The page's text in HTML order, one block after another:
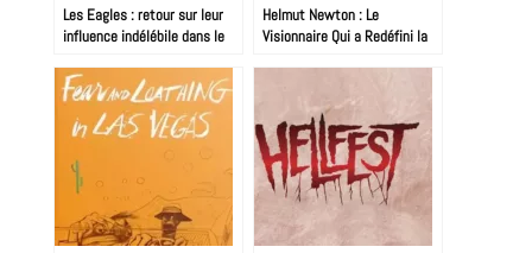
Les Eagles : retour sur leur
influence indélébile dans le
Helmut Newton : Le
Visionnaire Qui a Redéfini la